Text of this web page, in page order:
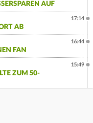
AUF
AB
17:14
FAN
16:44
ZUM 50-
15:49